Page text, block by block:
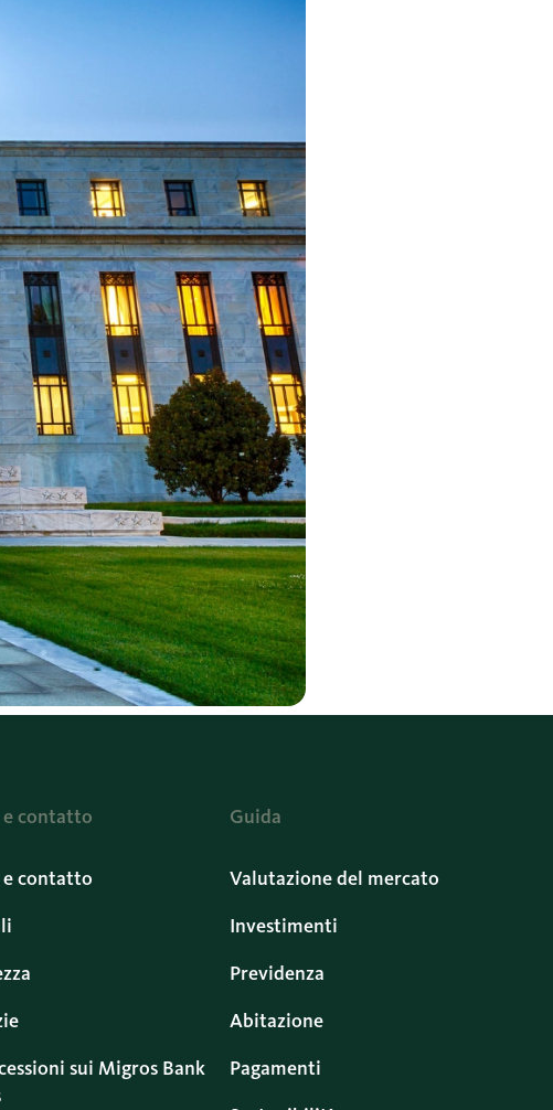
contatto
contatto
sui Migros Bank
Guida
Valutazione del mercato
Investimenti
Previdenza
Abitazione
Pagamenti